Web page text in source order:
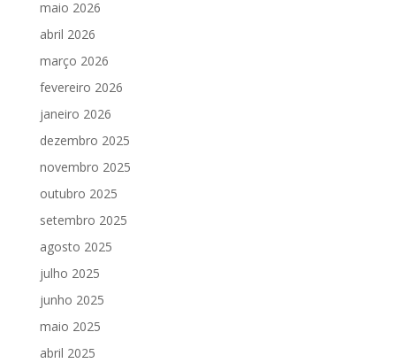
maio 2026
abril 2026
março 2026
fevereiro 2026
janeiro 2026
dezembro 2025
novembro 2025
outubro 2025
setembro 2025
agosto 2025
julho 2025
junho 2025
maio 2025
abril 2025